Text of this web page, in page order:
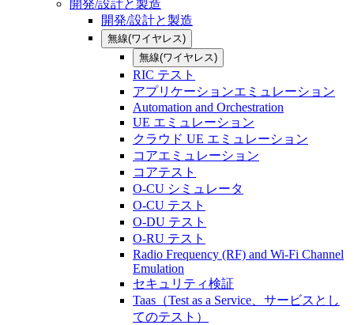
開発/設計と製造
開発/設計と製造
無線(ワイヤレス)
無線(ワイヤレス)
RIC テスト
アプリケーションエミュレーション
Automation and Orchestration
UE エミュレーション
クラウド UE エミュレーション
コアエミュレーション
コアテスト
O-CU シミュレータ
O-CU テスト
O-DU テスト
O-RU テスト
Radio Frequency (RF) and Wi-Fi Channel
Emulation
セキュリティ検証
Taas（Test as a Service、サービスとし
てのテスト）